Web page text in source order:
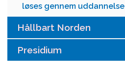
løses gennem uddannelse
Hållbart Norden
Presidium